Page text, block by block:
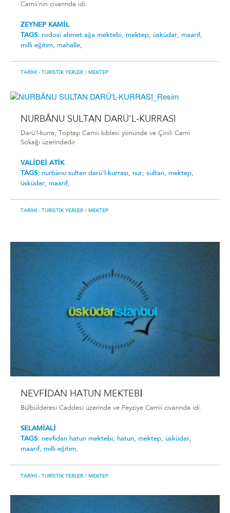
Camii'nin civarında idi.
ZEYNEP KAMİL
TAGS: rodosî ahmet ağa mektebi̇, mektep, üsküdar, maarif,
milli eğitim, mahalle,
TARIHI - TURISTIK YERLER / MEKTEP
NURBÂNU SULTAN DARÜ'L-KURRASI
Darü'l-kurra, Toptaşı Camii kıblesi yönünde ve Çinili Cami
Sokağı üzerindedir
VALİDEİ ATİK
TAGS: nurbânu sultan darü'l-kurrasi, nur, sultan, mektep,
üsküdar, maarif,
TARIHI - TURISTIK YERLER / MEKTEP
NEVFİDAN HATUN MEKTEBİ
Bülbülderesi Caddesi üzerinde ve Feyziye Camii civarında idi.
SELAMİALİ
TAGS: nevfi̇dan hatun mektebi̇, hatun, mektep, üsküdar,
maarif, milli eğitim,
TARIHI - TURISTIK YERLER / MEKTEP